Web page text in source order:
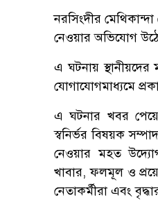
নরসিংদীর
নেওয়ার অভিযোগ
এ ঘটনায় স্থানীয়দের
যোগাযোগমাধ্যমে
এ ঘটনার খবর পেয়ে
স্বনির্ভর বিষয়ক
নেওয়ার মহত
খাবার, ফলমূল ও
নেতাকর্মীরা এবং